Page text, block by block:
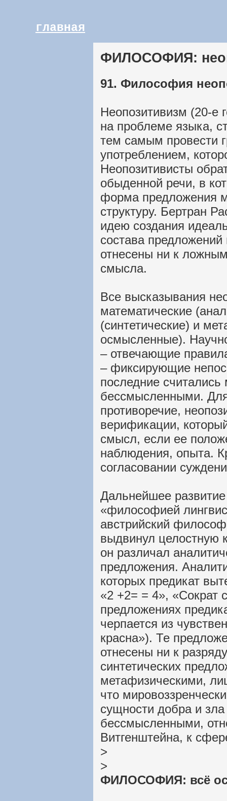
главная
ФИЛОСОФИЯ:
91. Философия
Неопозитивизм (20-е
на проблеме языка,
тем самым провести
употреблением,
Неопозитивисты
обыденной речи, в
форма предложения
структуру. Бертран
идею создания
состава предложений
отнесены ни к
смысла.
Все высказывания
математические
(синтетические) и
осмысленные).
– отвечающие
– фиксирующие
последние
бессмысленными.
противоречие,
верификации,
смысл, если ее
наблюдения, опыта.
согласовании
Дальнейшее
«философией
австрийский
выдвинул целостную
он различал
предложения.
которых предикат
«2 +2= = 4», «Сократ
предложениях
черпается из
красна»). Те
отнесены ни к
синтетических
метафизическими,
что
сущности добра и
бессмысленными,
Витгенштейна, к
>
>
ФИЛОСОФИЯ: всё